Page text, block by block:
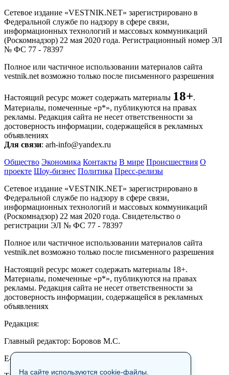
Сетевое издание «VESTNIK.NET» зарегистрировано в
Федеральной службе по надзору в сфере связи,
информационных технологий и массовых коммуникаций
(Роскомнадзор) 22 мая 2020 года. Регистрационный номер ЭЛ
№ ФС 77 - 78397
Полное или частичное использовании материалов сайта
vestnik.net возможно только после письменного разрешения
Настоящий ресурс может содержать материалы 18+.
Материалы, помеченные «р*», публикуются на правах
рекламы. Редакция сайта не несет ответственности за
достоверность информации, содержащейся в рекламных
объявлениях
Для связи: arh-info@yandex.ru
Общество Экономика Контакты В мире Происшествия О
проекте Шоу-бизнес Политика Пресс-релизы
Сетевое издание «VESTNIK.NET» зарегистрировано в
Федеральной службе по надзору в сфере связи,
информационных технологий и массовых коммуникаций
(Роскомнадзор) 22 мая 2020 года. Свидетельство о
регистрации ЭЛ № ФС 77 - 78397
Полное или частичное использовании материалов сайта
vestnik.net возможно только после письменного разрешения
Настоящий ресурс может содержать материалы 18+.
Материалы, помеченные «р*», публикуются на правах
рекламы. Редакция сайта не несет ответственности за
достоверность информации, содержащейся в рекламных
объявлениях
Редакция:
Главный редактор: Боровов М.С.
E-mail: site@vestnik.net, reb.msk@yandex.ru
На сайте используются cookie-файлы.